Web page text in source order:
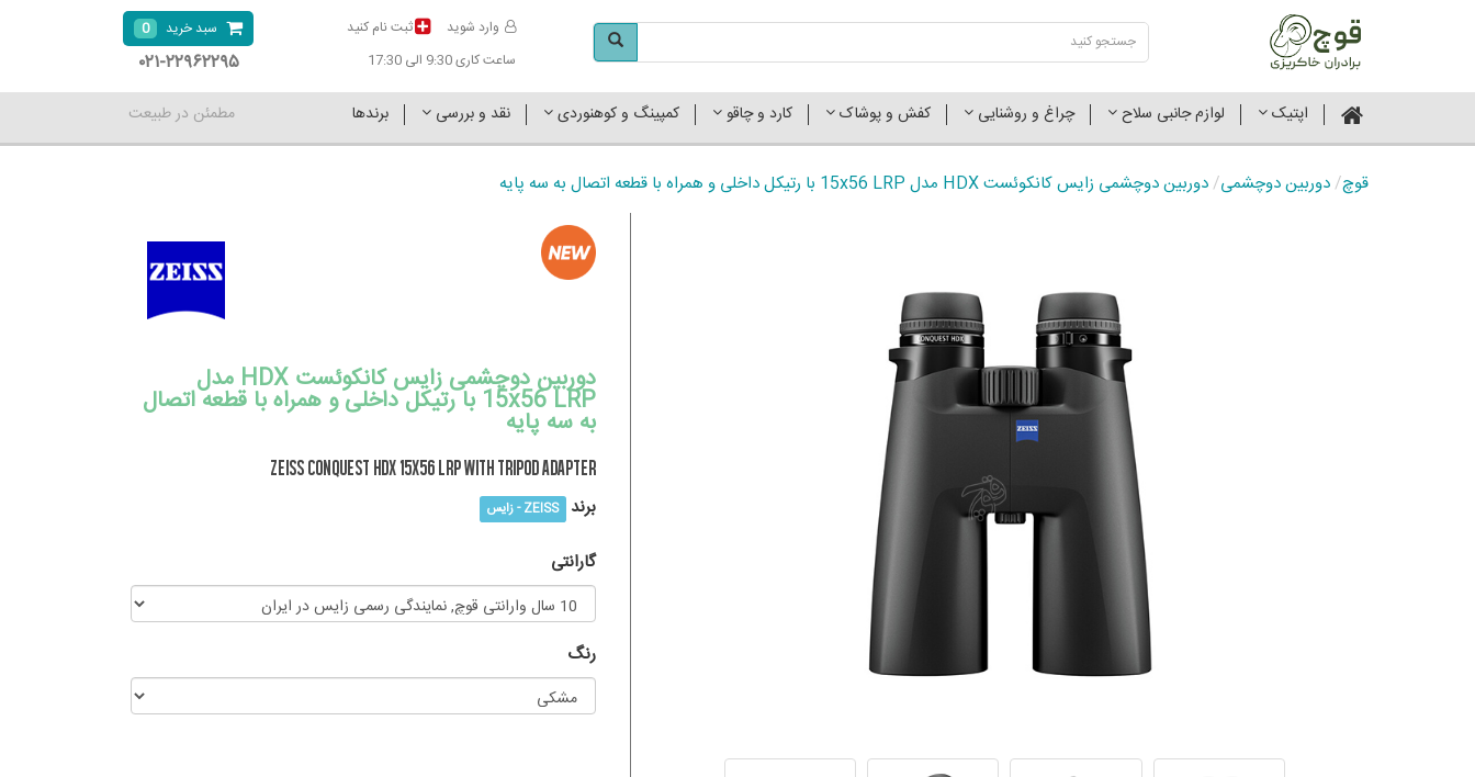
وارد شوید
ثبت نام کنید
ساعت کاری 9:30 الی 17:30
سبد خرید 0
۰۲۱-۲۲۹۶۲۲۹۵
اپتیک لوازم جانبی سلاح چراغ و روشنایی کفش و پوشاک کارد و چاقو کمپینگ و کوهنوردی نقد و بررسی برندها مطمئن در طبیعت
قوچ/ دوربین دوچشمی/ دوربین دوچشمی زایس کانکوئست HDX مدل 15x56 LRP با رتیکل داخلی و همراه با قطعه اتصال به سه پایه
دوربین دوچشمی زایس کانکوئست HDX مدل
15x56 LRP با رتیکل داخلی و همراه با قطعه اتصال
به سه پایه
ZEISS Conquest HDX 15x56 LRP with Tripod Adapter
برند ZEISS - زایس
گارانتی
رنگ